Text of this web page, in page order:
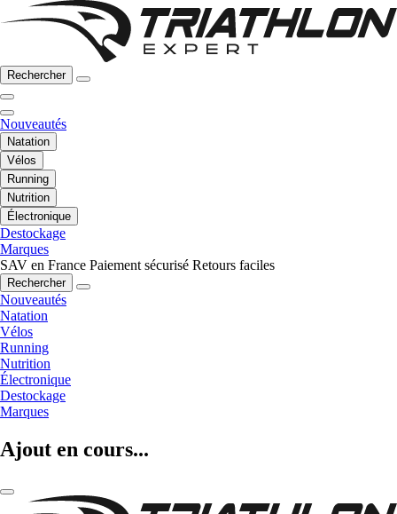
Rechercher
Nouveautés
Natation
Vélos
Running
Nutrition
Électronique
Destockage
Marques
SAV en France Paiement sécurisé Retours faciles
Rechercher
Nouveautés
Natation
Vélos
Running
Nutrition
Électronique
Destockage
Marques
Ajout en cours...